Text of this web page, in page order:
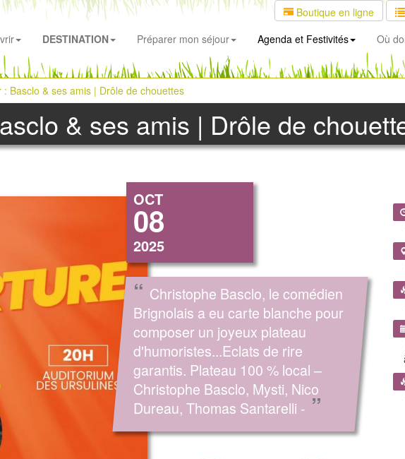
Boutique en ligne
DESTINATION Préparer mon séjour Agenda et Festivités Où
Basclo & ses amis | Drôle de chouettes
& ses amis | Drôle de
OCT
08
2025
“ Christophe Basclo, le comédien
Brignolais a eu carte blanche pour
composer un joyeux plateau
d'humoristes...Eclats de rire
garantis. Plateau 100 % local –
Christophe Basclo, Mysti, Nico
Dureau, Thomas Santarelli - ”